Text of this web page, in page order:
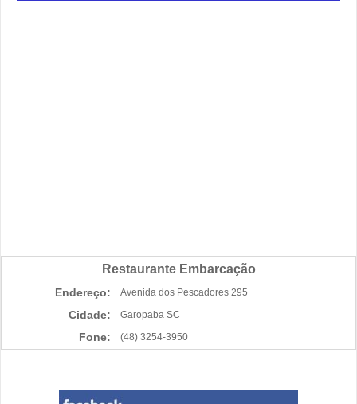
Restaurante Embarcação
Endereço: Avenida dos Pescadores 295
Cidade: Garopaba SC
Fone: (48) 3254-3950